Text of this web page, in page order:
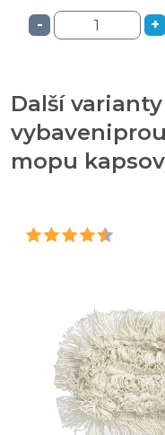
- +
Další
mopu